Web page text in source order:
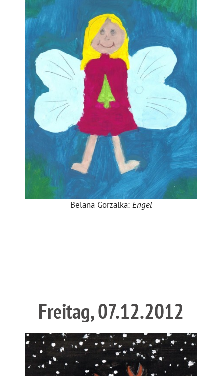
Belana Gorzalka: Engel
Freitag, 07.12.2012